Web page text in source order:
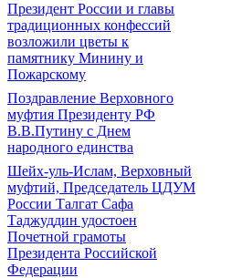
Президент России и главы
традиционных конфессий
возложили цветы к
памятнику Минину и
Пожарскому
Поздравление Верховного
муфтия Президенту РФ
В.В.Путину с Днем
народного единства
Шейх-уль-Ислам, Верховный
муфтий, Председатель ЦДУМ
России Талгат Сафа
Таджуддин удостоен
Почетной грамоты
Президента Российской
Федерации